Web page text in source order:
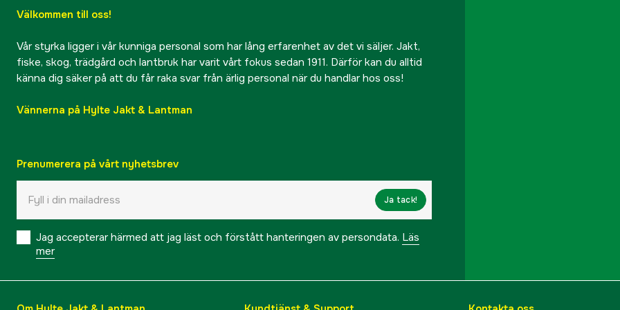
Välkommen till oss!
Vår styrka ligger i vår kunniga personal som har lång erfarenhet av det vi säljer. Jakt,
fiske, skog, trädgård och lantbruk har varit vårt fokus sedan 1911. Därför kan du alltid
känna dig säker på att du får raka svar från ärlig personal när du handlar hos oss!
Vännerna på Hylte Jakt & Lantman
Prenumerera på vårt nyhetsbrev
Ja tack!
Jag accepterar härmed att jag läst och förstått hanteringen av persondata. Läs
mer